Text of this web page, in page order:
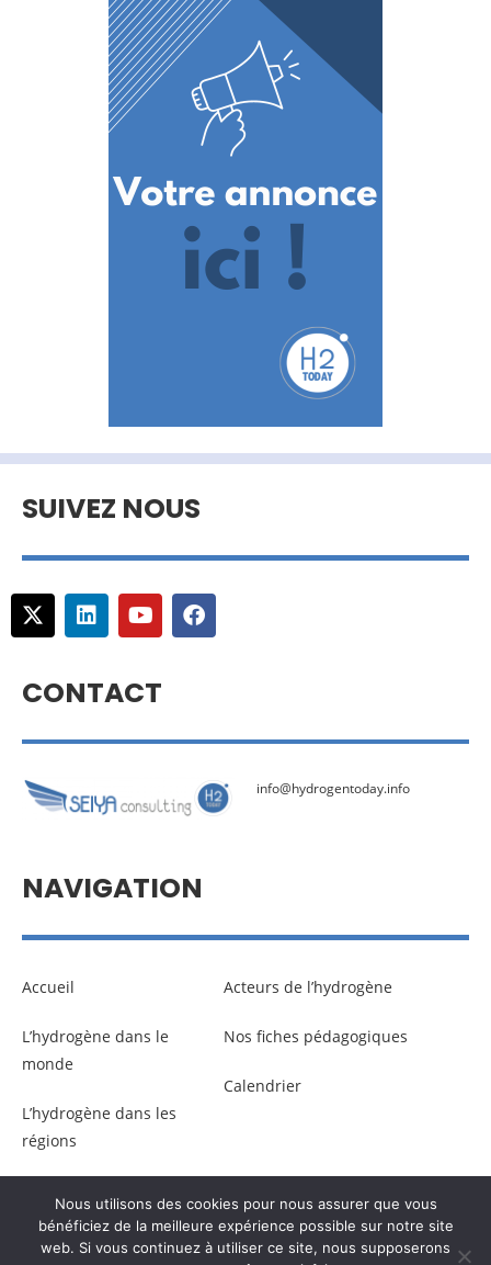
SUIVEZ NOUS
CONTACT
info@hydrogentoday.info
NAVIGATION
Accueil
L’hydrogène dans le
monde
L’hydrogène dans les
régions
Acteurs de l’hydrogène
Nos fiches pédagogiques
Calendrier
© Copyright –Communicaweb 2026
Nous utilisons des cookies pour nous assurer que vous
bénéficiez de la meilleure expérience possible sur notre site
web. Si vous continuez à utiliser ce site, nous supposerons